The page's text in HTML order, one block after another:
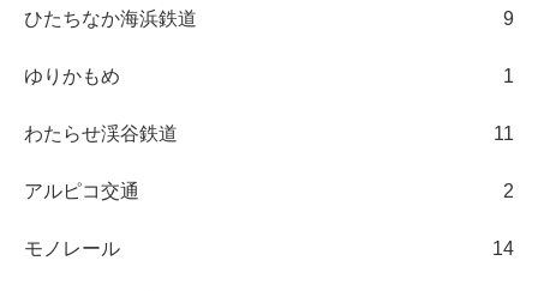
ひたちなか海浜鉄道 9
ゆりかもめ 1
わたらせ渓谷鉄道 11
アルピコ交通 2
モノレール 14